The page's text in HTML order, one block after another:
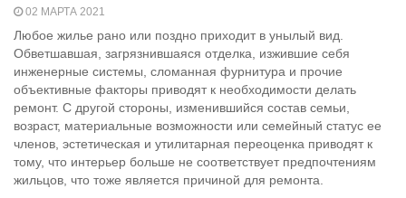
02 МАРТА 2021
Любое жилье рано или поздно приходит в унылый вид.
Обветшавшая, загрязнившаяся отделка, изжившие себя
инженерные системы, сломанная фурнитура и прочие
объективные факторы приводят к необходимости делать
ремонт. С другой стороны, изменившийся состав семьи,
возраст, материальные возможности или семейный статус ее
членов, эстетическая и утилитарная переоценка приводят к
тому, что интерьер больше не соответствует предпочтениям
жильцов, что тоже является причиной для ремонта.